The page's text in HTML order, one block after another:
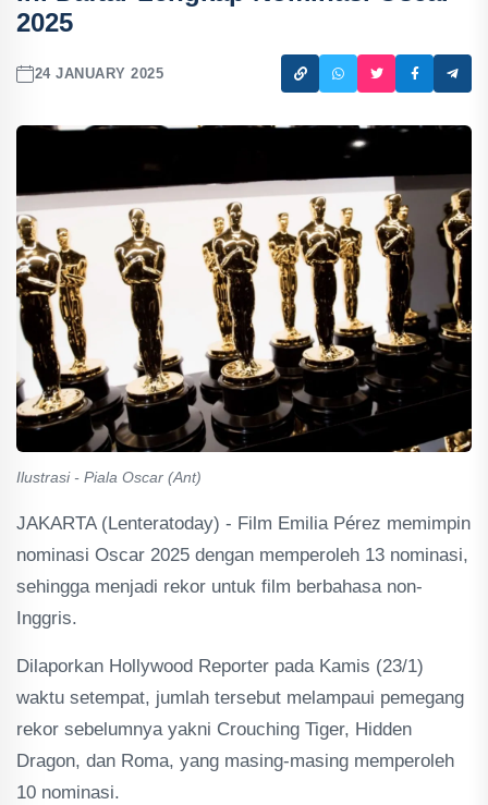
2025
24 JANUARY 2025
Ilustrasi - Piala Oscar (Ant)
JAKARTA (Lenteratoday) - Film Emilia Pérez memimpin
nominasi Oscar 2025 dengan memperoleh 13 nominasi,
sehingga menjadi rekor untuk film berbahasa non-
Inggris.
Dilaporkan Hollywood Reporter pada Kamis (23/1)
waktu setempat, jumlah tersebut melampaui pemegang
rekor sebelumnya yakni Crouching Tiger, Hidden
Dragon, dan Roma, yang masing-masing memperoleh
10 nominasi.